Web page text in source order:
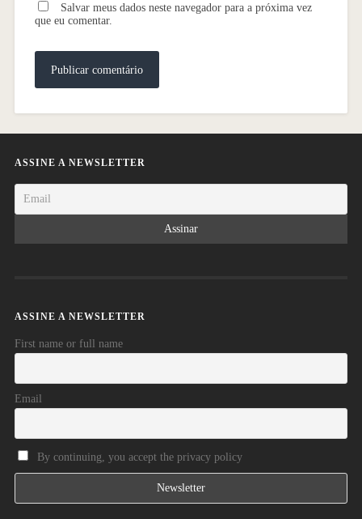
Salvar meus dados neste navegador para a próxima vez
que eu comentar.
ASSINE A NEWSLETTER
ASSINE A NEWSLETTER
First name or full name
Email
By continuing, you accept the privacy policy